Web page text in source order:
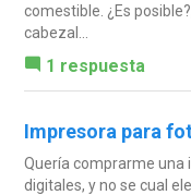
comestible. ¿Es
cabezal...
1 respuesta
Impresora para
Quería comprarme
digitales, y no se cual